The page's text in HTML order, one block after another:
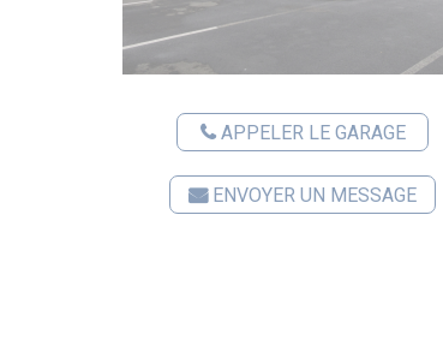
APPELER LE GARAGE
ENVOYER UN MESSAGE